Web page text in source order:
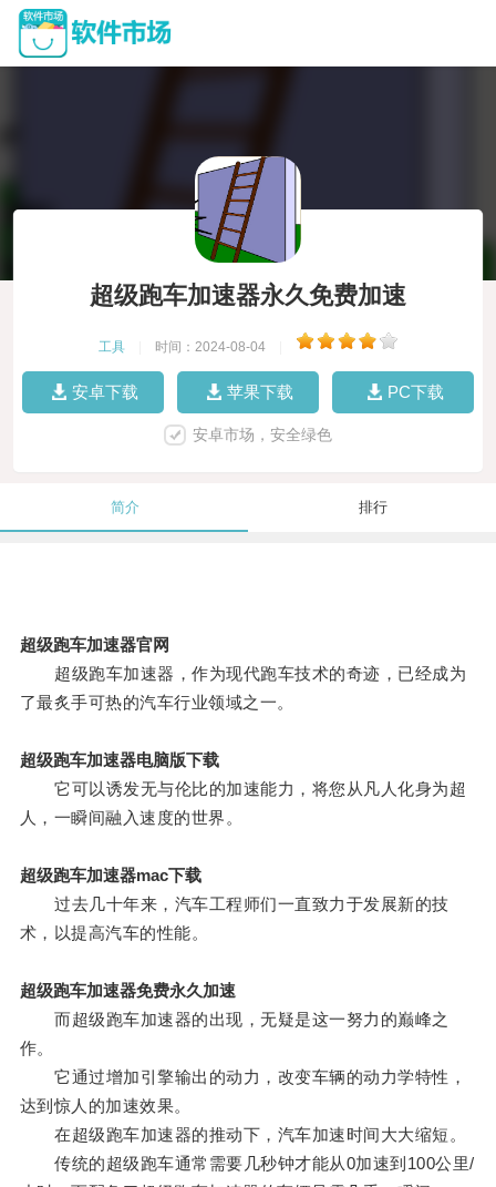
超级跑车加速器永久免费加速
工具 时间：2024-08-04
安卓下载 苹果下载 PC下载
安卓市场，安全绿色
简介 排行
超级跑车加速器官网
超级跑车加速器，作为现代跑车技术的奇迹，已经成为
了最炙手可热的汽车行业领域之一。
超级跑车加速器电脑版下载
它可以诱发无与伦比的加速能力，将您从凡人化身为超
人，一瞬间融入速度的世界。
超级跑车加速器mac下载
过去几十年来，汽车工程师们一直致力于发展新的技
术，以提高汽车的性能。
超级跑车加速器免费永久加速
而超级跑车加速器的出现，无疑是这一努力的巅峰之
作。
它通过增加引擎输出的动力，改变车辆的动力学特性，
达到惊人的加速效果。
在超级跑车加速器的推动下，汽车加速时间大大缩短。
传统的超级跑车通常需要几秒钟才能从0加速到100公里/